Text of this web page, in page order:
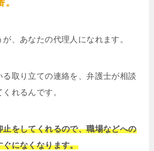
、あなたの代理人になれます。
る取り立ての連絡を、弁護士が相談
れるんです。
止をしてくれるので、職場などへの
ぐになくなります。